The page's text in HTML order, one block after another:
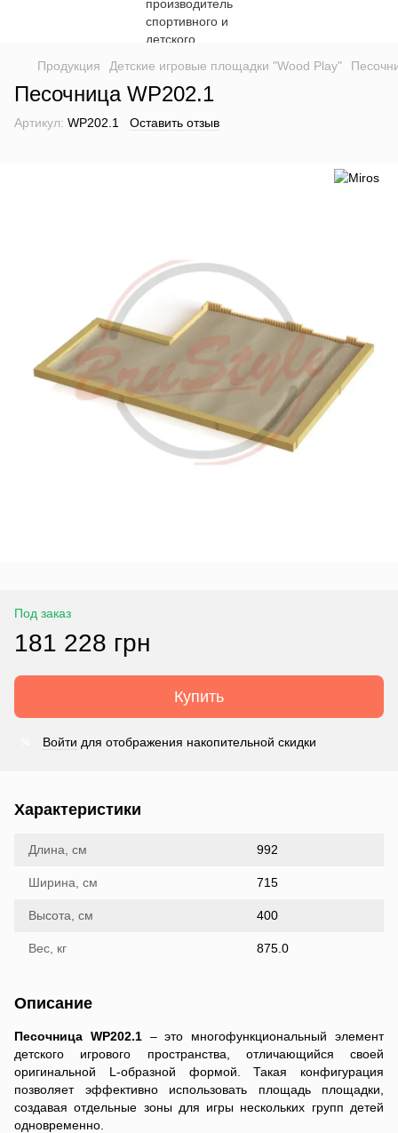
Продукция Детские игровые площадки "Wood Play"
Песочница WP202.1
Артикул: WP202.1 Оставить отзыв
Под заказ
181 228 грн
Купить
Войти для отображения накопительной скидки
Характеристики
Длина, см 992
Ширина, см 715
Высота, см 400
Вес, кг 875.0
Описание
Песочница WP202.1– это многофункциональный элемент
детского игрового пространства, отличающийся своей
оригинальной L-образной формой. Такая конфигурация
позволяет эффективно использовать площадь площадки,
создавая отдельные зоны для игры нескольких групп детей
одновременно.